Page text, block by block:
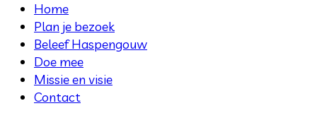
Home
Plan je bezoek
Beleef Haspengouw
Doe mee
Missie en visie
Contact